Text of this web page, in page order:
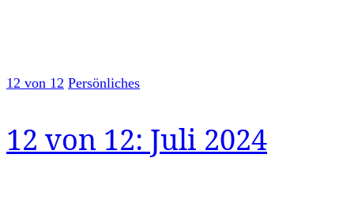
12 von 12 Persönliches
12 von 12: Juli 2024